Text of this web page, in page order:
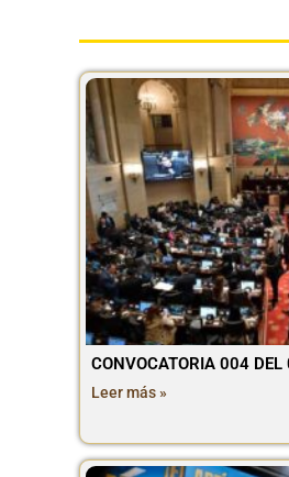
CONVOCATORIA 004
Leer más »